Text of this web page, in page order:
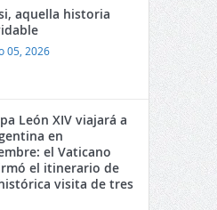
aquella historia
05, 2026
León XIV viajará a
en
el Vaticano
el itinerario de
visita de tres